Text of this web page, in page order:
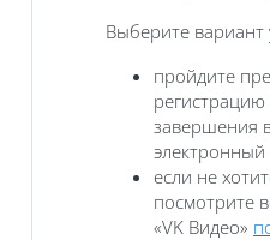
Выберите вариант
пройдите
регистрацию
завершения
электронный
если не
посмотрите
«VK Видео»